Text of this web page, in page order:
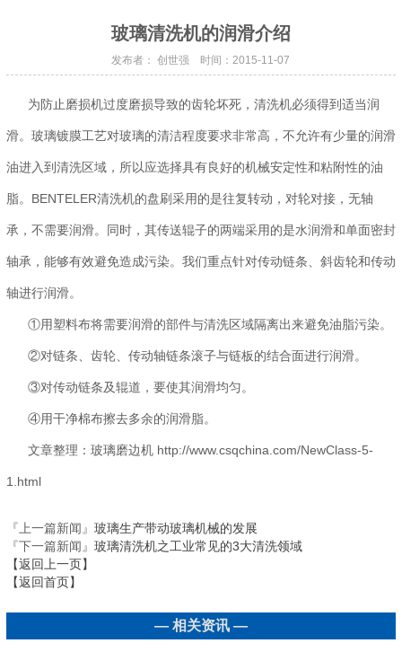
玻璃清洗机的润滑介绍
发布者： 创世强 时间：2015-11-07
为防止磨损机过度磨损导致的齿轮坏死，清洗机必须得到适当润
滑。玻璃镀膜工艺对玻璃的清洁程度要求非常高，不允许有少量的润滑
油进入到清洗区域，所以应选择具有良好的机械安定性和粘附性的油
脂。BENTELER清洗机的盘刷采用的是往复转动，对轮对接，无轴
承，不需要润滑。同时，其传送辊子的两端采用的是水润滑和单面密封
轴承，能够有效避免造成污染。我们重点针对传动链条、斜齿轮和传动
轴进行润滑。
①用塑料布将需要润滑的部件与清洗区域隔离出来避免油脂污染。
②对链条、齿轮、传动轴链条滚子与链板的结合面进行润滑。
③对传动链条及辊道，要使其润滑均匀。
④用干净棉布擦去多余的润滑脂。
文章整理：玻璃磨边机 http://www.csqchina.com/NewClass-5-
1.html
『上一篇新闻』 玻璃生产带动玻璃机械的发展
『下一篇新闻』 玻璃清洗机之工业常见的3大清洗领域
【返回上一页】
【返回首页】
— 相关资讯 —